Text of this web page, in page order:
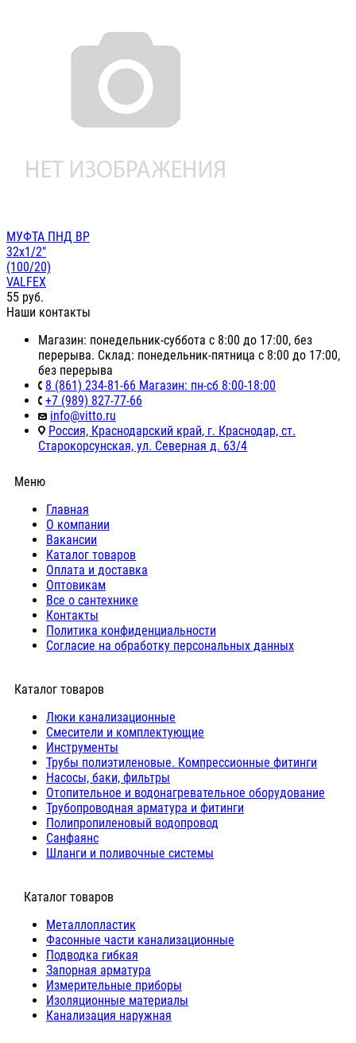
МУФТА ПНД ВР
32х1/2"
(100/20)
VALFEX
55 руб.
Наши контакты
Магазин: понедельник-суббота с 8:00 до 17:00, без
перерыва. Склад: понедельник-пятница с 8:00 до 17:00,
без перерыва
8 (861) 234-81-66 Магазин: пн-сб 8:00-18:00
+7 (989) 827-77-66
info@vitto.ru
Россия, Краснодарский край, г. Краснодар, ст.
Старокорсунская, ул. Северная д. 63/4
Меню
Главная
О компании
Вакансии
Каталог товаров
Оплата и доставка
Оптовикам
Все о сантехнике
Контакты
Политика конфиденциальности
Согласие на обработку персональных данных
Каталог товаров
Люки канализационные
Cмесители и комплектующие
Инструменты
Трубы полиэтиленовые. Компрессионные фитинги
Насосы, баки, фильтры
Отопительное и водонагревательное оборудование
Трубопроводная арматура и фитинги
Полипропиленовый водопровод
Санфаянс
Шланги и поливочные системы
⠀Каталог товаров
Металлопластик
Фасонные части канализационные
Подводка гибкая
Запорная арматура
Измерительные приборы
Изоляционные материалы
Канализация наружная